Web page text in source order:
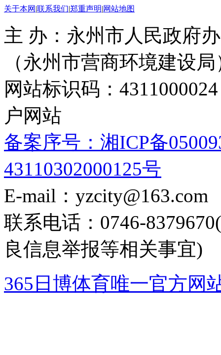
关于本网 |联系我们|郑重声明|网站地图
主 办：永州市人民政府
（永州市营商环境建设局
网站标识码：
户网站
备案序号：湘ICP备
43110302000125号
E-mail：yzcity@163.com
联系电话：0746-
良信息举报等相关事宜)
365日博体育唯一官方网